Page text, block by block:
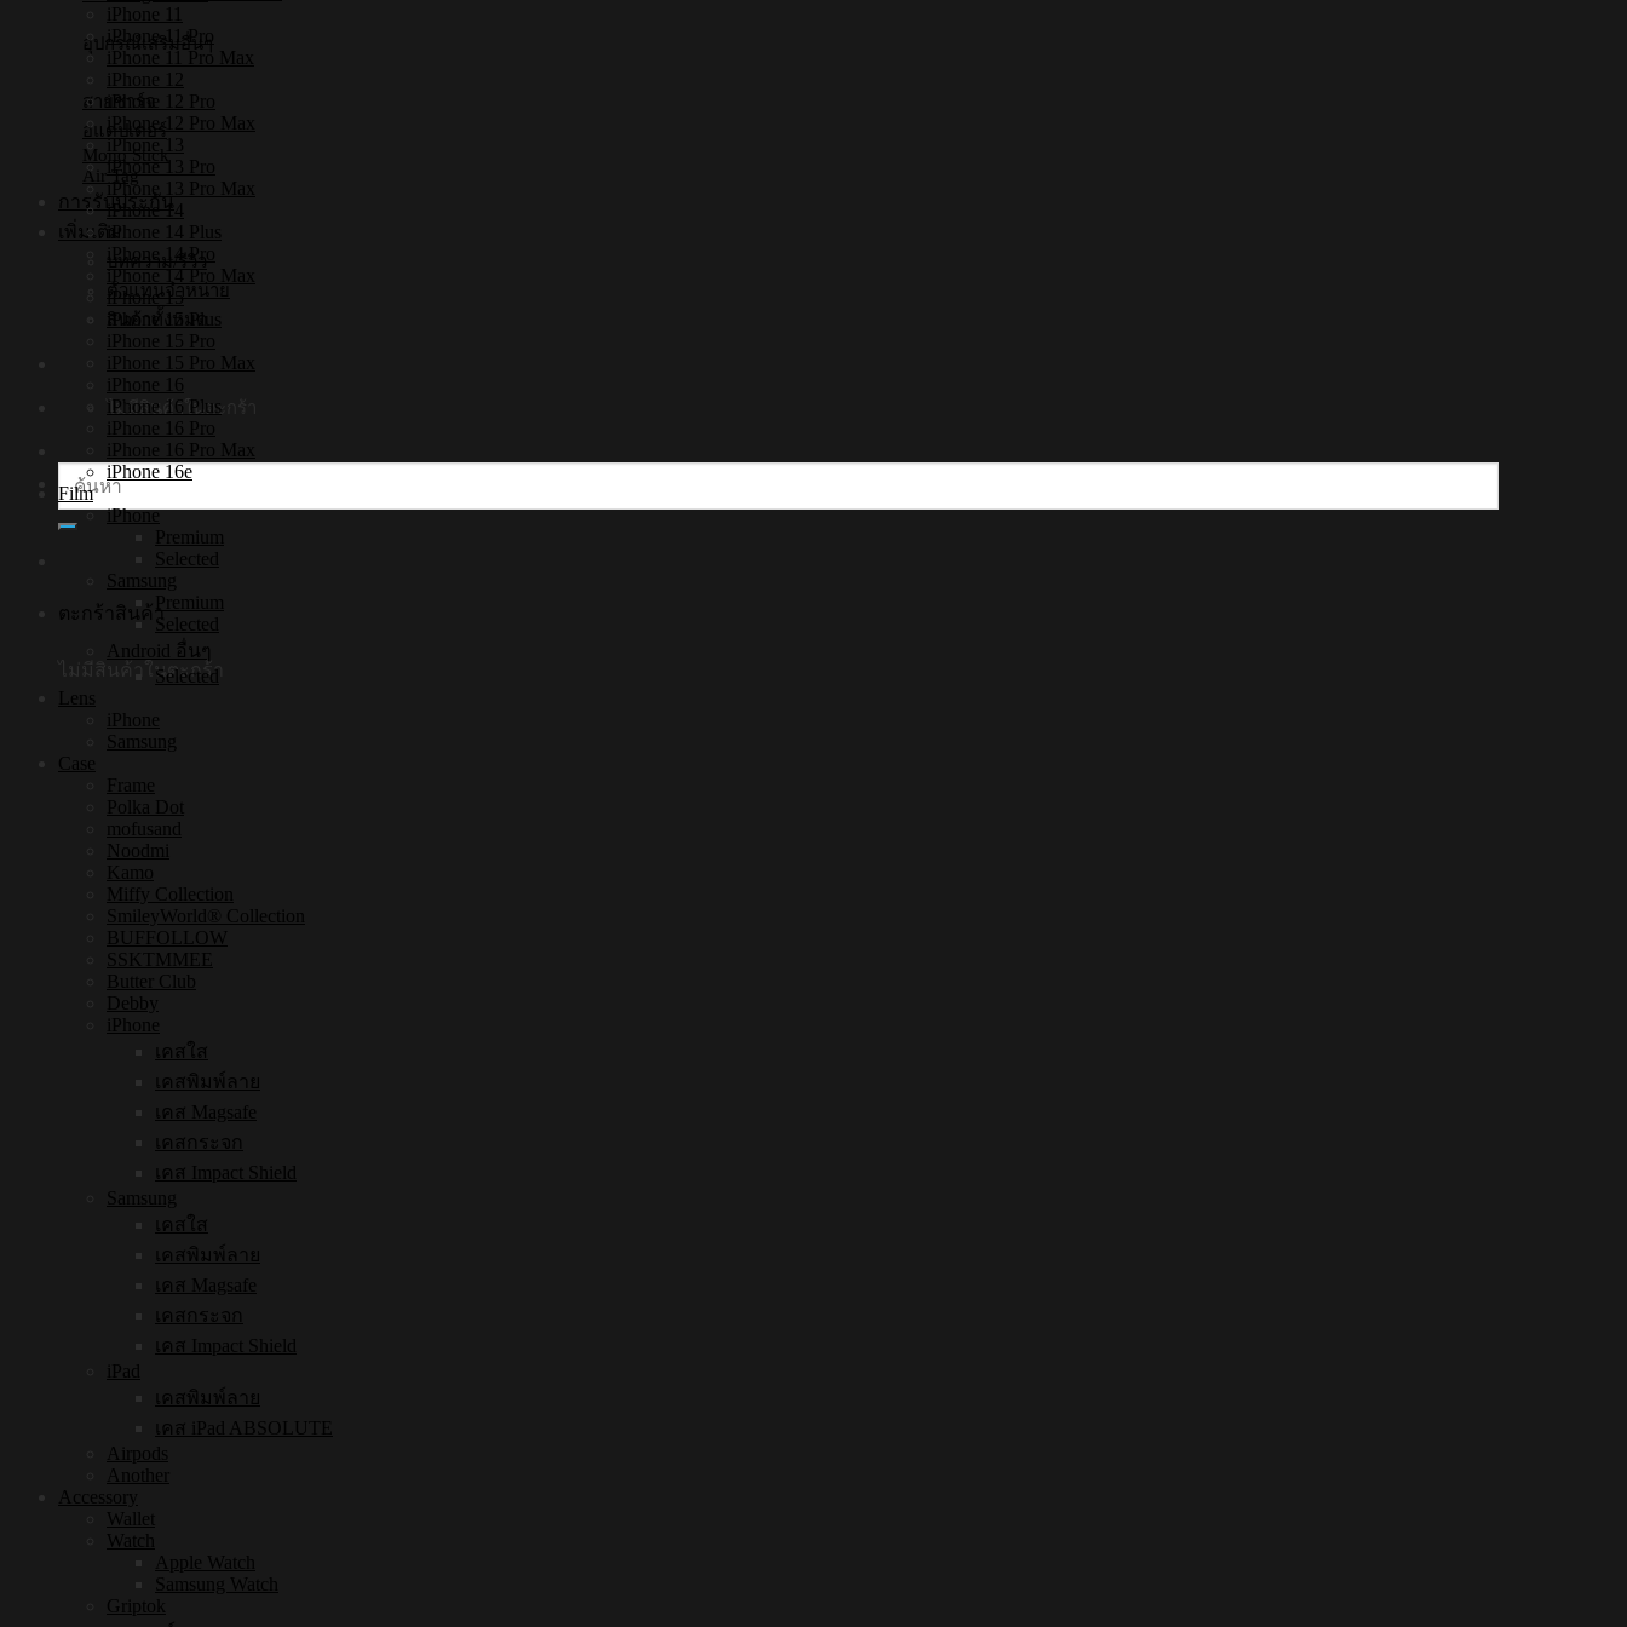
อุปกรณ์เสริมอื่นๆ
สายชาร์จ
อแดปเตอร์
Mono Stick
Air Tag
การรับประกัน
เพิ่มเติม
บทความ/รีวิว
ตัวแทนจำหน่าย
สินค้าทั้งหมด
ไม่มีสินค้าในตะกร้า
ค้นหา:
ตะกร้าสินค้า
ไม่มีสินค้าในตะกร้า
iPhone 11
iPhone 11 Pro
iPhone 11 Pro Max
iPhone 12
iPhone 12 Pro
iPhone 12 Pro Max
iPhone 13
iPhone 13 Pro
iPhone 13 Pro Max
iPhone 14
iPhone 14 Plus
iPhone 14 Pro
iPhone 14 Pro Max
iPhone 15
iPhone 15 Plus
iPhone 15 Pro
iPhone 15 Pro Max
iPhone 16
iPhone 16 Plus
iPhone 16 Pro
iPhone 16 Pro Max
iPhone 16e
Film
iPhone
Premium
Selected
Samsung
Premium
Selected
Android อื่นๆ
Selected
Lens
iPhone
Samsung
Case
Frame
Polka Dot
mofusand
Noodmi
Kamo
Miffy Collection
SmileyWorld® Collection
BUFFOLLOW
SSKTMMEE
Butter Club
Debby
iPhone
เคสใส
เคสพิมพ์ลาย
เคส Magsafe
เคสกระจก
เคส Impact Shield
Samsung
เคสใส
เคสพิมพ์ลาย
เคส Magsafe
เคสกระจก
เคส Impact Shield
iPad
เคสพิมพ์ลาย
เคส iPad ABSOLUTE
Airpods
Another
Accessory
Wallet
Watch
Apple Watch
Samsung Watch
Griptok